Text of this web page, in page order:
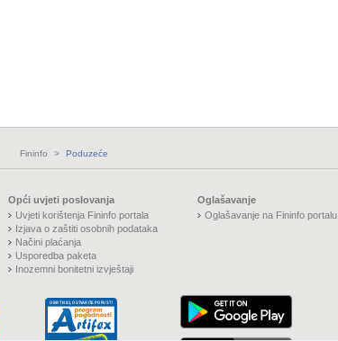
Fininfo > Poduzeće
Opći uvjeti poslovanja
Uvjeti korištenja Fininfo portala
Izjava o zaštiti osobnih podataka
Načini plaćanja
Usporedba paketa
Inozemni bonitetni izvještaji
Oglašavanje
Oglašavanje na Fininfo portalu